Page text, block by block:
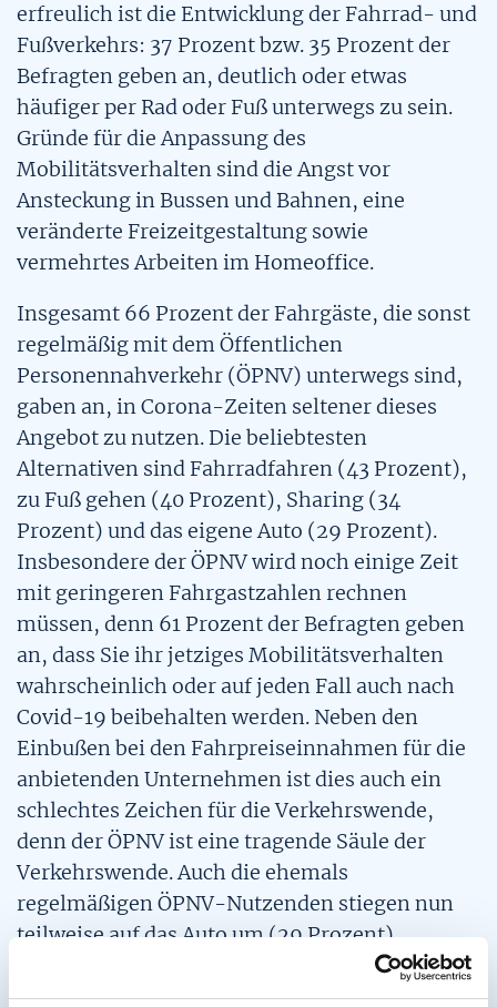
erfreulich ist die Entwicklung der Fahrrad- und
Fußverkehrs: 37 Prozent bzw. 35 Prozent der
Befragten geben an, deutlich oder etwas
häufiger per Rad oder Fuß unterwegs zu sein.
Gründe für die Anpassung des
Mobilitätsverhalten sind die Angst vor
Ansteckung in Bussen und Bahnen, eine
veränderte Freizeitgestaltung sowie
vermehrtes Arbeiten im Homeoffice.
Insgesamt 66 Prozent der Fahrgäste, die sonst
regelmäßig mit dem Öffentlichen
Personennahverkehr (ÖPNV) unterwegs sind,
gaben an, in Corona-Zeiten seltener dieses
Angebot zu nutzen. Die beliebtesten
Alternativen sind Fahrradfahren (43 Prozent),
zu Fuß gehen (40 Prozent), Sharing (34
Prozent) und das eigene Auto (29 Prozent).
Insbesondere der ÖPNV wird noch einige Zeit
mit geringeren Fahrgastzahlen rechnen
müssen, denn 61 Prozent der Befragten geben
an, dass Sie ihr jetziges Mobilitätsverhalten
wahrscheinlich oder auf jeden Fall auch nach
Covid-19 beibehalten werden. Neben den
Einbußen bei den Fahrpreiseinnahmen für die
anbietenden Unternehmen ist dies auch ein
schlechtes Zeichen für die Verkehrswende,
denn der ÖPNV ist eine tragende Säule der
Verkehrswende. Auch die ehemals
regelmäßigen ÖPNV-Nutzenden stiegen nun
teilweise auf das Auto um (29 Prozent).
Die zur Corona-Pandemie entstandenen Pop-